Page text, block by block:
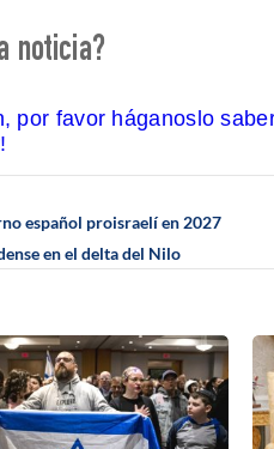
noticia?
por favor háganoslo
español proisraelí en 2027
en el delta del Nilo